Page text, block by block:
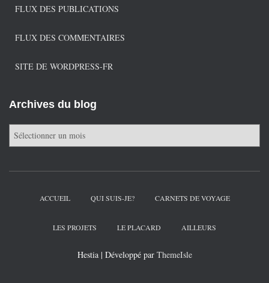
FLUX DES PUBLICATIONS
FLUX DES COMMENTAIRES
SITE DE WORDPRESS-FR
Archives du blog
h
ACCUEIL QUI SUIS-JE? CARNETS DE VOYAGE
LES PROJETS LE PLACARD AILLEURS
Hestia | Développé par ThemeIsle